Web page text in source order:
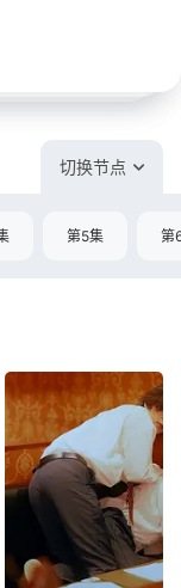
切换节点
第5集 第